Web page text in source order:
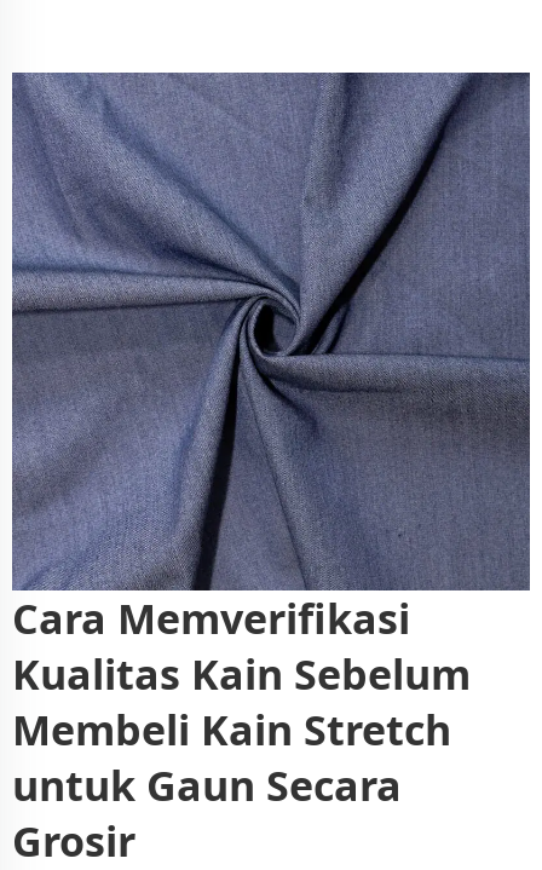
Cara Memverifikasi
Kualitas Kain Sebelum
Membeli Kain Stretch
untuk Gaun Secara
Grosir